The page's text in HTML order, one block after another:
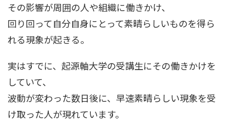
その影響が周囲の人や組織に働きかけ、
回り回って自分自身にとって素晴らしいものを得ら
れる現象が起きる。
実はすでに、起源軸大学の受講生にその働きかけを
していて、
波動が変わった数日後に、早速素晴らしい現象を受
け取った人が現れています。